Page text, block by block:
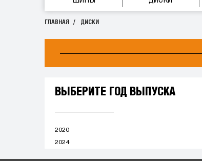
ГЛАВНАЯ ДИСКИ
ВЫБЕРИТЕ ГОД ВЫПУСКА
2020
2024